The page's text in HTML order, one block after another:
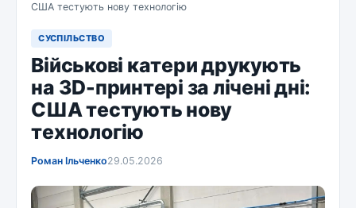
США тестують нову технологію
СУСПІЛЬСТВО
Військові катери друкують
на 3D-принтері за лічені дні:
США тестують нову
технологію
Роман Ільченко29.05.2026